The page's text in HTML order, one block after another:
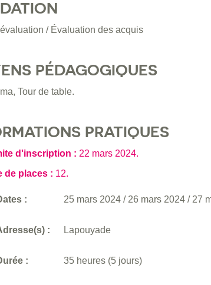
/ Évaluation des acquis
PÉDAGOGIQUES
Tour de table.
PRATIQUES
d'inscription : 22 mars 2024.
de places : 12.
: 25 mars 2024 / 26 mars 2024 / 27
: Lapouyade
: 35 heures (5 jours)